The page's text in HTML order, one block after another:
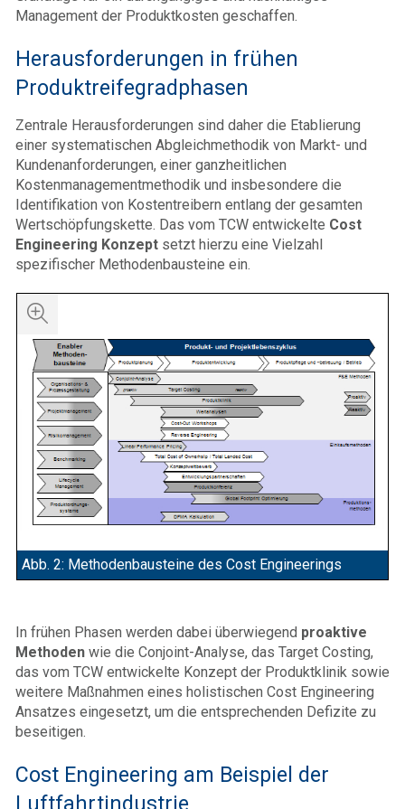
Management der Produktkosten geschaffen.
Herausforderungen in frühen
Produktreifegradphasen
Zentrale Herausforderungen sind daher die Etablierung
einer systematischen Abgleichmethodik von Markt- und
Kundenanforderungen, einer ganzheitlichen
Kostenmanagementmethodik und insbesondere die
Identifikation von Kostentreibern entlang der gesamten
Wertschöpfungskette. Das vom TCW entwickelte Cost
Engineering Konzept setzt hierzu eine Vielzahl
spezifischer Methodenbausteine ein.
Abb. 2: Methodenbausteine des Cost Engineerings
In frühen Phasen werden dabei überwiegend proaktive
Methoden wie die Conjoint-Analyse, das Target Costing,
das vom TCW entwickelte Konzept der Produktklinik sowie
weitere Maßnahmen eines holistischen Cost Engineering
Ansatzes eingesetzt, um die entsprechenden Defizite zu
beseitigen.
Cost Engineering am Beispiel der
Luftfahrtindustrie